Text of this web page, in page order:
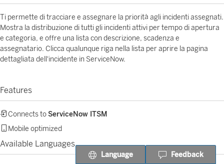
Ti permette di tracciare e assegnare la priorità agli incidenti assegnati.
Mostra la distribuzione di tutti gli incidenti attivi per tempo di apertura
e categoria, e offre una lista con descrizione, scadenza e
assegnatario. Clicca qualunque riga nella lista per aprire la pagina
dettagliata dell'incidente in ServiceNow.
Features
Connects toServiceNow ITSM
Mobile optimized
Available Languages
Language Feedback